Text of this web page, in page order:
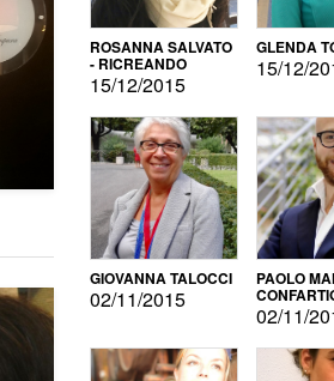
ROSANNA SALVATO
- RICREANDO
15/12/2015
GLENDA
15/12/
GIOVANNA TALOCCI
02/11/2015
PAOLO
02/11/